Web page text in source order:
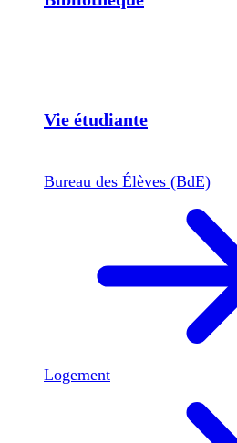
Vie étudiante
Bureau des Élèves (BdE)
Logement